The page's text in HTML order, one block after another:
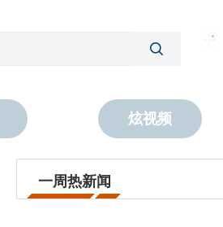
炫视频
一周热新闻